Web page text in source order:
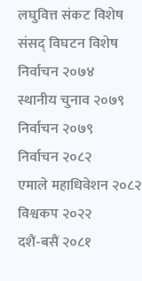
लघुवित्त संकट विशेष
संसद् विघटन विशेष
निर्वाचन २०७४
स्थानीय चुनाव २०७९
निर्वाचन २०७९
निर्वाचन २०८२
एमाले महाधिवेशन २०८२
विश्वकप २०२२
दशैं-बसैं २०८१